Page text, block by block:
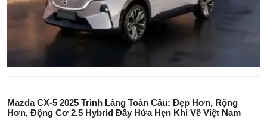
Mazda CX-5 2025 Trình Làng Toàn Cầu: Đẹp Hơn, Rộng
Hơn, Động Cơ 2.5 Hybrid Đầy Hứa Hẹn Khi Về Việt Nam